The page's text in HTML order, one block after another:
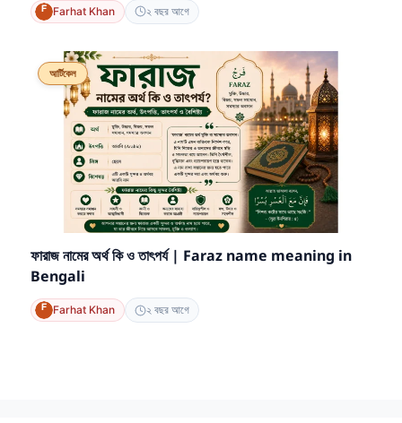
Farhat Khan ২ বছর আগে
আর্টিকেল
ফারাজ নামের অর্থ কি ও তাৎপর্য | Faraz name meaning in
Bengali
Farhat Khan ২ বছর আগে